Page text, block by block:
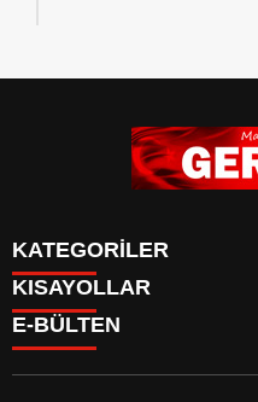
KATEGORİLER
Siyaset
Eğitim
KISAYOLLAR
E-BÜLTEN